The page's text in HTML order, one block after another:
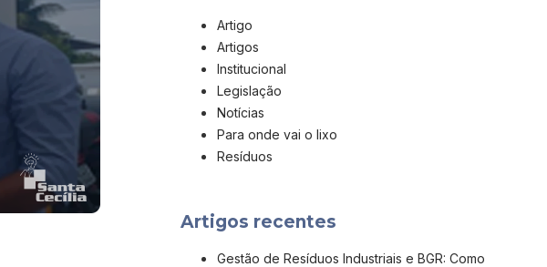
Artigo
Artigos
Institucional
Legislação
Notícias
Para onde vai o lixo
Resíduos
Artigos recentes
Gestão de Resíduos Industriais e BGR: Como